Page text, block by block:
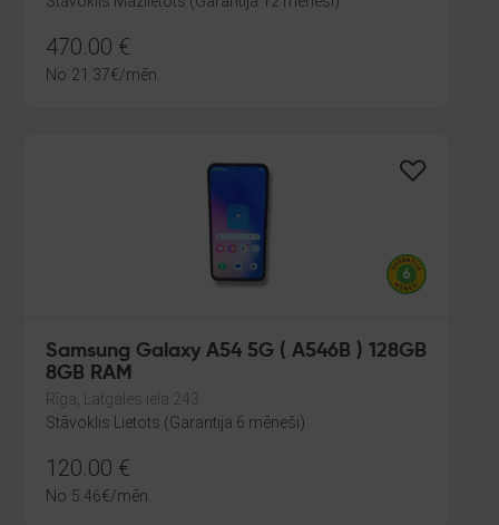
470.00 €
No 21.37€/mēn.
Samsung Galaxy A54 5G ( A546B ) 128GB
8GB RAM
Rīga, Latgales iela 243
Stāvoklis Lietots (Garantija 6 mēneši)
120.00 €
No 5.46€/mēn.